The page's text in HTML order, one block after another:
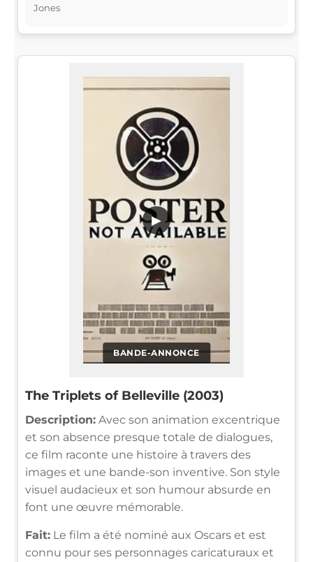
Jones
BANDE-ANNONCE
▶
The Triplets of Belleville (2003)
Description: Avec son animation excentrique
et son absence presque totale de dialogues,
ce film raconte une histoire à travers des
images et une bande-son inventive. Son style
visuel audacieux et son humour absurde en
font une œuvre mémorable.
Fait: Le film a été nominé aux Oscars et est
connu pour ses personnages caricaturaux et